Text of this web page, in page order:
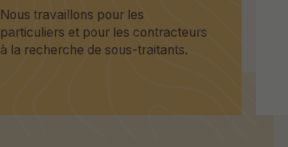
Nous travaillons pour les
particuliers et pour les contracteurs
à la recherche de sous-traitants.